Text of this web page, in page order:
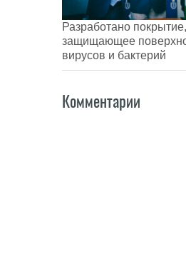
Разработано
защищающее
вирусов и бактерий
Комментарии